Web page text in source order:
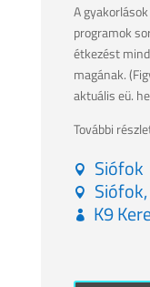
A
programok
étkezést
magának.
aktuális eü.
További
Siófok
K9